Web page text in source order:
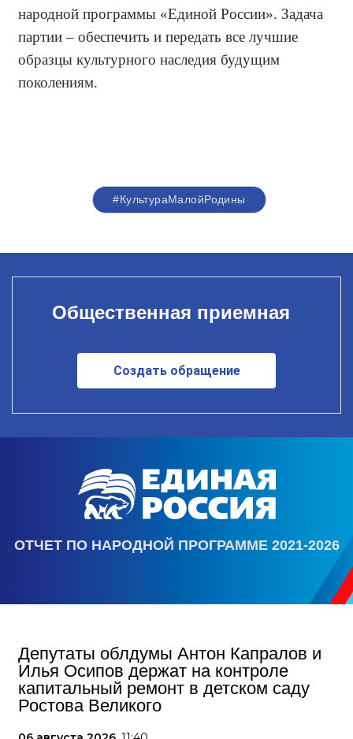
народной программы «Единой России». Задача
партии – обеспечить и передать все лучшие
образцы культурного наследия будущим
поколениям.
#КультураМалойРодины
Общественная приемная
Создать обращение
ОТЧЕТ ПО НАРОДНОЙ ПРОГРАММЕ 2021-2026
Депутаты облдумы Антон Капралов и
Илья Осипов держат на контроле
капитальный ремонт в детском саду
Ростова Великого